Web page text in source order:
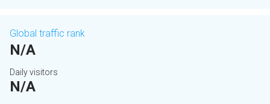
Global traffic rank
N/A
Daily visitors
N/A